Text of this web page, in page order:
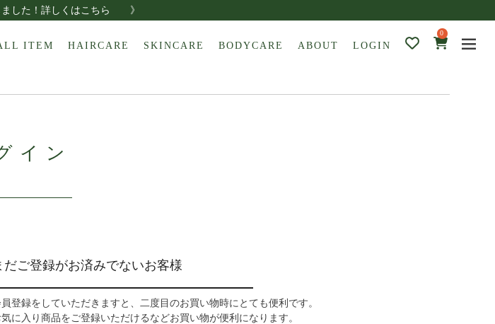
ました！詳しくはこちら 》
ITEM HAIRCARE SKINCARE BODYCARE ABOUT LOGIN
0
イン
だご登録がお済みでないお客様
登録をしていただきますと、二度目のお買い物時にとても便利です。
気に入り商品をご登録いただけるなどお買い物が便利になります。